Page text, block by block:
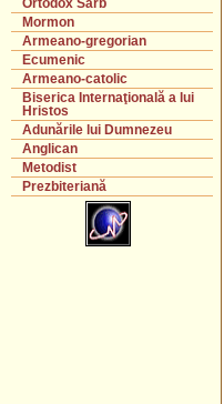
Ortodox Sârb
Mormon
Armeano-gregorian
Ecumenic
Armeano-catolic
Biserica Internaţională a lui
Hristos
Adunările lui Dumnezeu
Anglican
Metodist
Prezbiteriană